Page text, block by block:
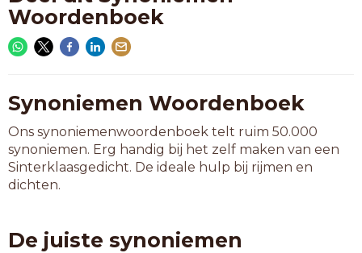
Woordenboek
Synoniemen Woordenboek
Ons synoniemenwoordenboek telt ruim 50.000
synoniemen. Erg handig bij het zelf maken van een
Sinterklaasgedicht. De ideale hulp bij rijmen en
dichten.
De juiste synoniemen